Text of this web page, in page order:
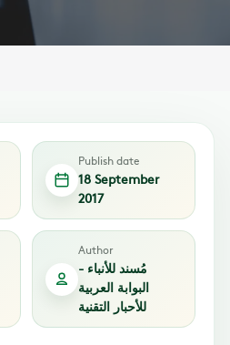
Publish date
18 September
2017
Author
مُسند للأنباء -
البوابة العربية
للأحبار التقنية